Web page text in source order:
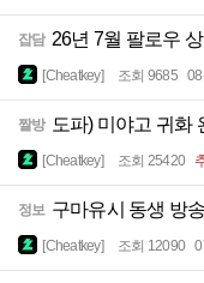
잡담 26년 7월 팔로우
[Cheatkey] 조회 9685
짤방 도파) 미야고 귀화
[Cheatkey] 조회 25420
정보 구마유시 동생 방
[Cheatkey] 조회 12090